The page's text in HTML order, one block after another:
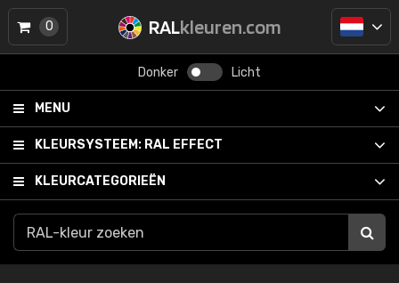
RALkleuren.com
Donker Licht
MENU
KLEURSYSTEEM: RAL EFFECT
KLEURCATEGORIEËN
0